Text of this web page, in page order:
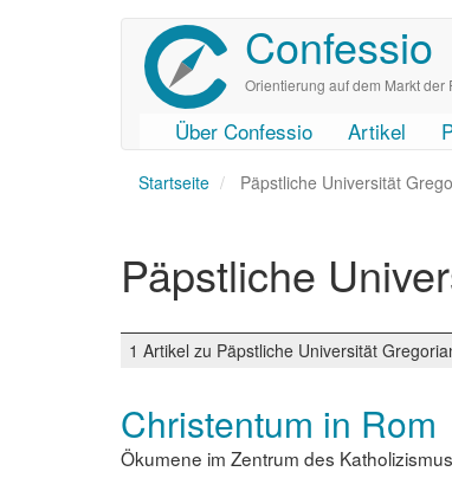
Confessio
Orientierung auf dem Markt der
User
account
Main
navigation
Über Confessio Artikel
Startseite Päpstliche Universität
Päpstliche
1 Artikel zu Päpstliche Universität
Christentum in Rom
Ökumene im Zentrum des Katholizismus